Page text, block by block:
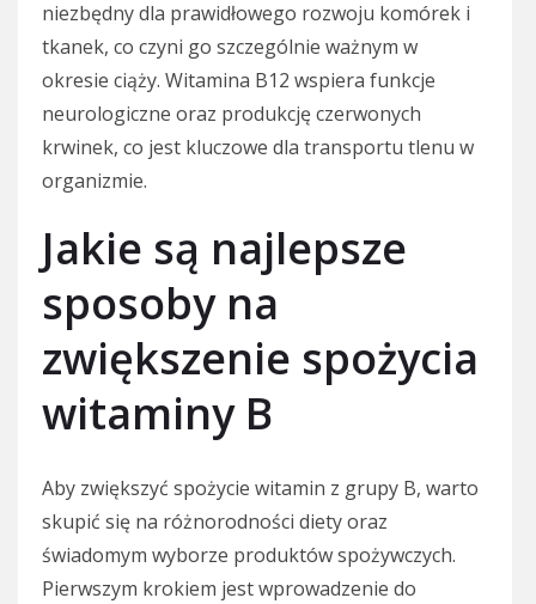
niezbędny dla prawidłowego rozwoju komórek i
tkanek, co czyni go szczególnie ważnym w
okresie ciąży. Witamina B12 wspiera funkcje
neurologiczne oraz produkcję czerwonych
krwinek, co jest kluczowe dla transportu tlenu w
organizmie.
Jakie są najlepsze
sposoby na
zwiększenie spożycia
witaminy B
Aby zwiększyć spożycie witamin z grupy B, warto
skupić się na różnorodności diety oraz
świadomym wyborze produktów spożywczych.
Pierwszym krokiem jest wprowadzenie do